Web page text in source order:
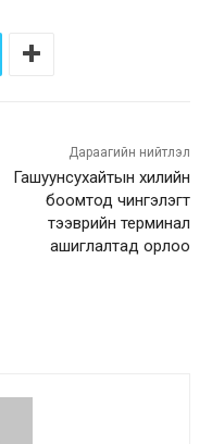
Дараагийн нийтлэл
Гашуунсухайтын хилийн
боомтод чингэлэгт
тээврийн терминал
ашиглалтад орлоо